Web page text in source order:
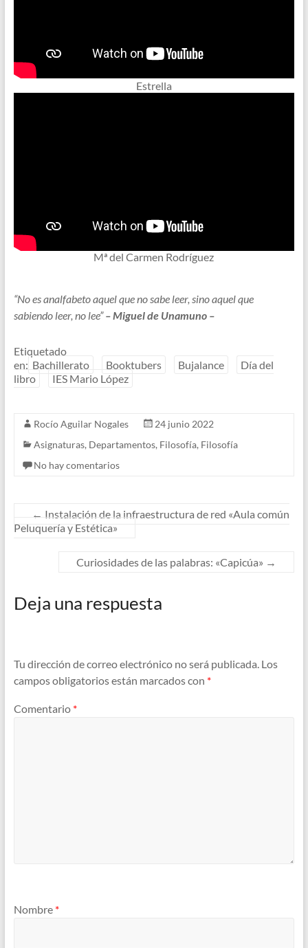
Estrella
Mª del Carmen Rodríguez
“No es analfabeto aquel que no sabe leer, sino aquel que
sabiendo leer, no lee”– Miguel de Unamuno –
Etiquetado
en: Bachillerato Booktubers Bujalance
Día del
libro
IES Mario López
Rocío Aguilar Nogales
24 junio 2022
Asignaturas, Departamentos, Filosofía, Filosofía
No hay comentarios
← Instalación de la infraestructura de red «Aula común
Peluquería y Estética»
Curiosidades de las palabras: «Capicúa» →
Deja una respuesta
Tu dirección de correo electrónico no será publicada. Los
campos obligatorios están marcados con *
Comentario *
Nombre *